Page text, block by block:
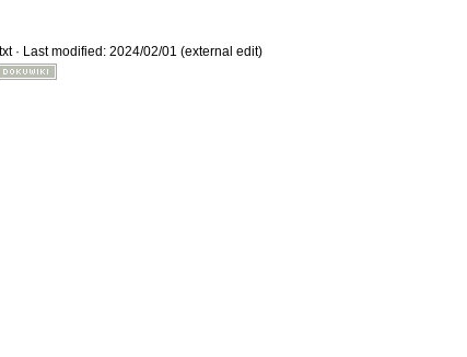
· Last modified: 2024/02/01 (external edit)